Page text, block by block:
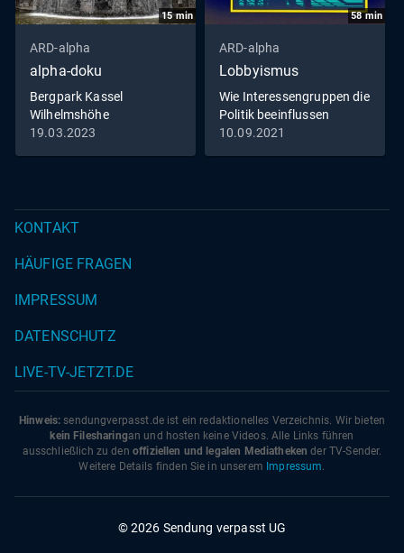
15min
ARD-alpha
alpha-doku
Bergpark Kassel
Wilhelmshöhe
(Deutschland) - Das Spiel
19.03.2023
58min
ARD-alpha
Lobbyismus
Wie Interessengruppen die
Politik beeinflussen
10.09.2021
KONTAKT
HÄUFIGE FRAGEN
IMPRESSUM
DATENSCHUTZ
LIVE-TV-JETZT.DE
Hinweis: sendungverpasst.de ist ein redaktionelles Verzeichnis. Wir bieten
kein Filesharingan und hosten keine Videos. Alle Links führen
ausschließlich zu den offiziellen und legalen Mediatheken der TV-Sender.
Weitere Details finden Sie in unserem Impressum.
© 2026 Sendung verpasst UG